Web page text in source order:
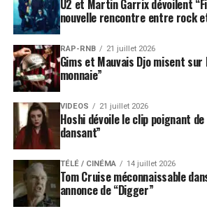
U2 et Martin Garrix dévoilent
nouvelle rencontre entre rock
RAP-RNB 21 juillet 2026
Gims et Mauvais Djo misent sur
monnaie”
VIDEOS 21 juillet 2026
Hoshi dévoile le clip poignant
dansant”
TÉLÉ / CINÉMA 14 juillet 2026
Tom Cruise méconnaissable
annonce de “Digger”